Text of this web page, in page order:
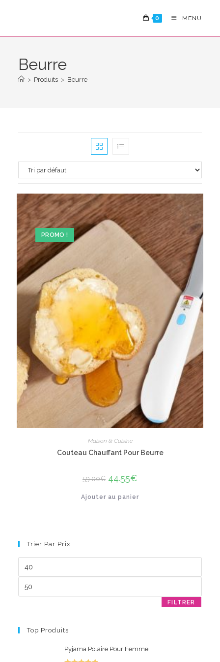
0 MENU
Beurre
> Produits > Beurre
PROMO !
Maison & Cuisine
Couteau Chauffant Pour Beurre
59.00€ Le
prix
était :
44.55€
est :
Ajouter au panier
Trier Par Prix
min
max
FILTRER
Top Produits
Pyjama Polaire Pour Femme